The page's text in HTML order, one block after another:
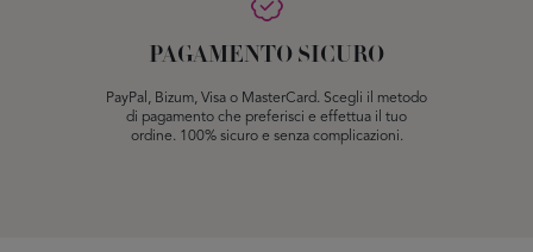
PAGAMENTO SICURO
PayPal, Bizum, Visa o MasterCard. Scegli il metodo
di pagamento che preferisci e effettua il tuo
ordine. 100% sicuro e senza complicazioni.